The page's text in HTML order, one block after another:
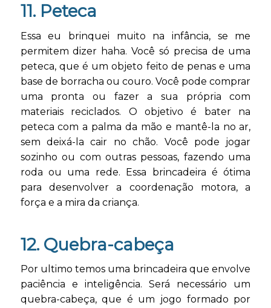
11. Peteca
Essa eu brinquei muito na infância, se me
permitem dizer haha. Você só precisa de uma
peteca, que é um objeto feito de penas e uma
base de borracha ou couro. Você pode comprar
uma pronta ou fazer a sua própria com
materiais reciclados. O objetivo é bater na
peteca com a palma da mão e mantê-la no ar,
sem deixá-la cair no chão. Você pode jogar
sozinho ou com outras pessoas, fazendo uma
roda ou uma rede. Essa brincadeira é ótima
para desenvolver a coordenação motora, a
força e a mira da criança.
12. Quebra-cabeça
Por ultimo temos uma brincadeira que envolve
paciência e inteligência. Será necessário um
quebra-cabeça, que é um jogo formado por